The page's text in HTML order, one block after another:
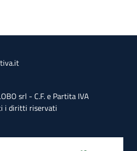
srl - C.F. e Partita IVA
i diritti riservati